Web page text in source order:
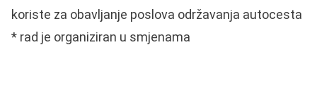
koriste za obavljanje poslova održavanja autocesta
* rad je organiziran u smjenama